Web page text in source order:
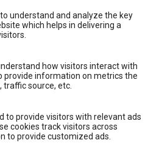
understand and analyze the key
which helps in delivering a
how visitors interact with
provide information on metrics the
traffic source, etc.
to provide visitors with relevant ads
cookies track visitors across
to provide customized ads.